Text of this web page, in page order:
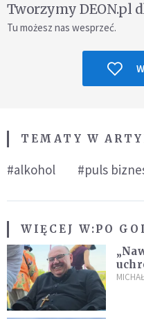
Tworzymy DEON.pl
Tu możesz nas wesprzeć.
TEMATY W
#alkohol #puls
WIĘCEJ W:PO